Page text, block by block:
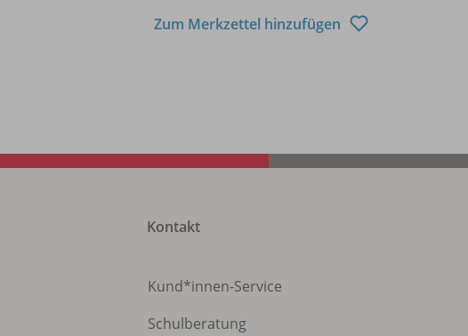
Zum Merkzettel hinzufügen
Kontakt
Kund*innen-Service
Schulberatung